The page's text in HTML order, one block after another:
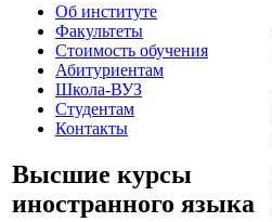
Об институте
Факультеты
Стоимость обучения
Абитуриентам
Школа-ВУЗ
Студентам
Контакты
Высшие курсы
иностранного языка